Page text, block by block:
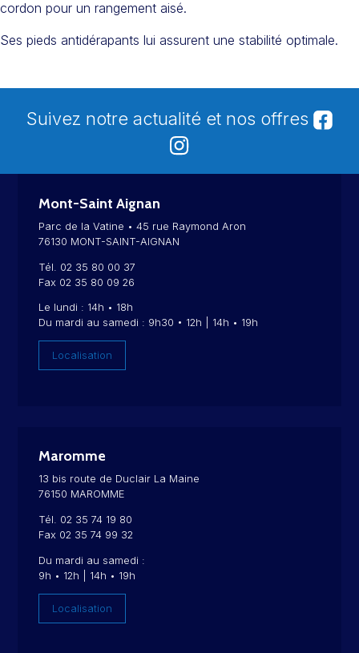
cordon pour un rangement aisé.
Ses pieds antidérapants lui assurent une stabilité optimale.
Suivez notre actualité et nos offres
Mont-Saint Aignan
Parc de la Vatine • 45 rue Raymond Aron
76130 MONT-SAINT-AIGNAN
Tél. 02 35 80 00 37
Fax 02 35 80 09 26
Le lundi : 14h • 18h
Du mardi au samedi : 9h30 • 12h | 14h • 19h
Localisation
Maromme
13 bis route de Duclair La Maine
76150 MAROMME
Tél. 02 35 74 19 80
Fax 02 35 74 99 32
Du mardi au samedi :
9h • 12h | 14h • 19h
Localisation